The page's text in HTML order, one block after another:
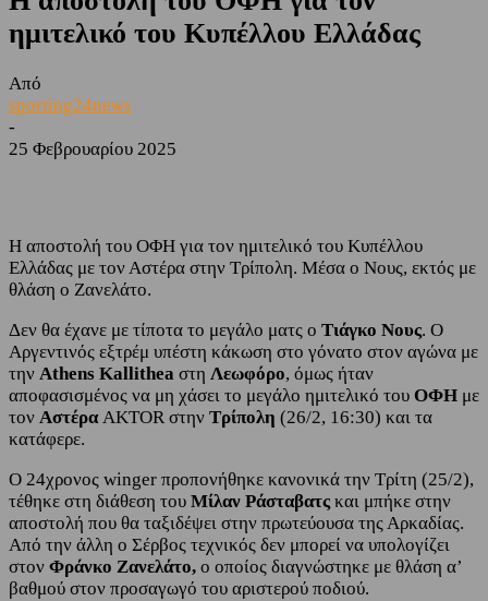
ημιτελικό του Κυπέλλου Ελλάδας
Από
sporting24news
-
25 Φεβρουαρίου 2025
Η αποστολή του ΟΦΗ για τον ημιτελικό του Κυπέλλου
Ελλάδας με τον Αστέρα στην Τρίπολη. Μέσα ο Νους, εκτός με
θλάση ο Ζανελάτο.
Δεν θα έχανε με τίποτα το μεγάλο ματς ο Τιάγκο Νους. Ο
Αργεντινός εξτρέμ υπέστη κάκωση στο γόνατο στον αγώνα με
την Αthens Kallithea στη Λεωφόρο, όμως ήταν
αποφασισμένος να μη χάσει το μεγάλο ημιτελικό του ΟΦΗ με
τον ΑστέραAKTOR στην Τρίπολη (26/2, 16:30) και τα
κατάφερε.
Ο 24χρονος winger προπονήθηκε κανονικά την Τρίτη (25/2),
τέθηκε στη διάθεση του Μίλαν Ράσταβατς και μπήκε στην
αποστολή που θα ταξιδέψει στην πρωτεύουσα της Αρκαδίας.
Από την άλλη ο Σέρβος τεχνικός δεν μπορεί να υπολογίζει
στον Φράνκο Ζανελάτο, ο οποίος διαγνώστηκε με θλάση α’
βαθμού στον προσαγωγό του αριστερού ποδιού.